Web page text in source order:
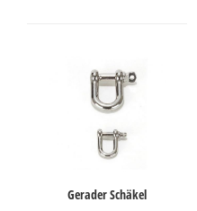
Gerader Schäkel